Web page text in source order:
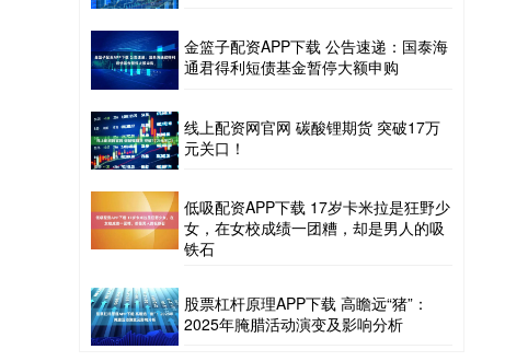
金篮子配资APP下载 公告速递：国泰海
通君得利短债基金暂停大额申购
线上配资网官网 碳酸锂期货 突破17万
元关口！
低吸配资APP下载 17岁卡米拉是狂野少
女，在女校成绩一团糟，却是男人的吸
铁石
股票杠杆原理APP下载 高瞻远“猪”：
2025年腌腊活动演变及影响分析